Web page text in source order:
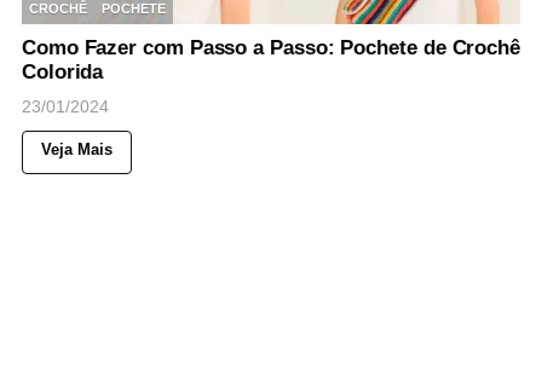
CROCHÊ
POCHETE
Como Fazer com Passo a Passo: Pochete de Crochê
Colorida
23/01/2024
Veja Mais